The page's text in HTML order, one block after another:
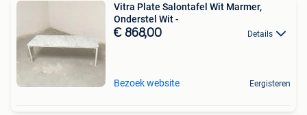
Vitra Plate Salontafel Wit Marmer,
Onderstel Wit -
€ 868,00 Details
Bezoek website Eergisteren